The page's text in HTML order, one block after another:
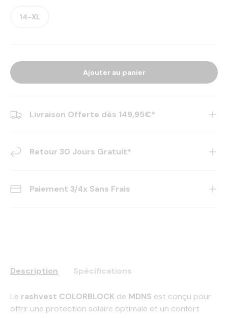
14-XL
Ajouter au panier
Livraison Offerte dès 149,95€*
Retour 30 Jours Gratuit*
Paiement 3/4x Sans Frais
Description Spécifications
Le rashvest COLORBLOCK de MDNS est conçu pour
offrir une protection solaire optimale et un confort